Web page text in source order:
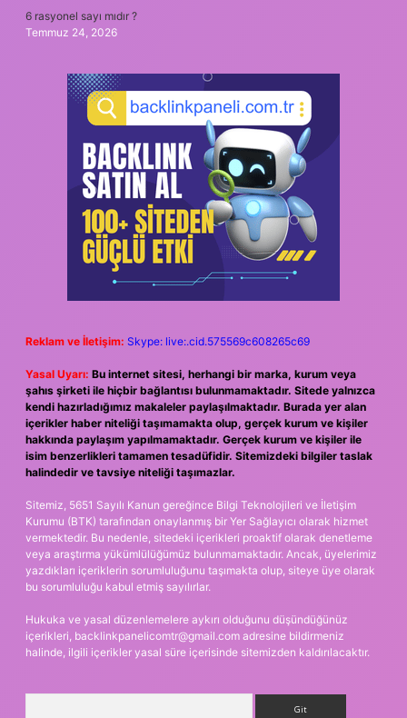
6 rasyonel sayı mıdır ?
Temmuz 24, 2026
Reklam ve İletişim: Skype: live:.cid.575569c608265c69
Yasal Uyarı: Bu internet sitesi, herhangi bir marka, kurum veya
şahıs şirketi ile hiçbir bağlantısı bulunmamaktadır. Sitede yalnızca
kendi hazırladığımız makaleler paylaşılmaktadır. Burada yer alan
içerikler haber niteliği taşımamakta olup, gerçek kurum ve kişiler
hakkında paylaşım yapılmamaktadır. Gerçek kurum ve kişiler ile
isim benzerlikleri tamamen tesadüfidir. Sitemizdeki bilgiler taslak
halindedir ve tavsiye niteliği taşımazlar.
Sitemiz, 5651 Sayılı Kanun gereğince Bilgi Teknolojileri ve İletişim
Kurumu (BTK) tarafından onaylanmış bir Yer Sağlayıcı olarak hizmet
vermektedir. Bu nedenle, sitedeki içerikleri proaktif olarak denetleme
veya araştırma yükümlülüğümüz bulunmamaktadır. Ancak, üyelerimiz
yazdıkları içeriklerin sorumluluğunu taşımakta olup, siteye üye olarak
bu sorumluluğu kabul etmiş sayılırlar.
Hukuka ve yasal düzenlemelere aykırı olduğunu düşündüğünüz
içerikleri, backlinkpanelicomtr@gmail.com adresine bildirmeniz
halinde, ilgili içerikler yasal süre içerisinde sitemizden kaldırılacaktır.